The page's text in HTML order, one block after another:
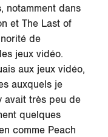
notamment dans
et The Last of
de
jeux vidéo.
aux jeux vidéo,
auxquels je
avait très peu de
quelques
comme Peach